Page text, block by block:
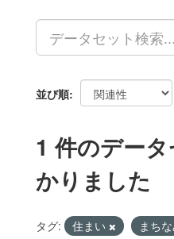
並び順
1 件のデー
かりました
タグ: 住まい まち